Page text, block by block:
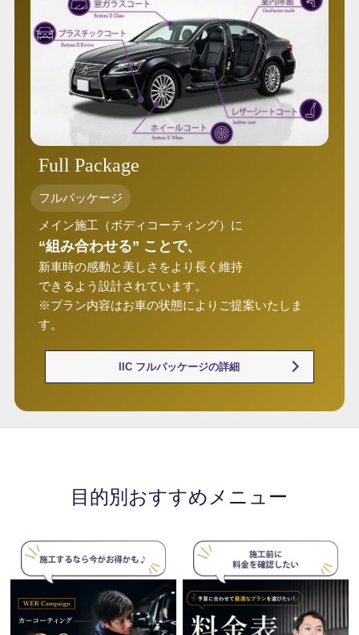
Full Package
フルパッケージ
メイン施工（ボディコーティング）に
“組み合わせる” ことで、
新車時の感動と美しさをより長く維持
できるよう設計されています。
※プラン内容はお車の状態によりご提案いたしま
す。
IIC フルパッケージの詳細
目的別おすすめメニュー